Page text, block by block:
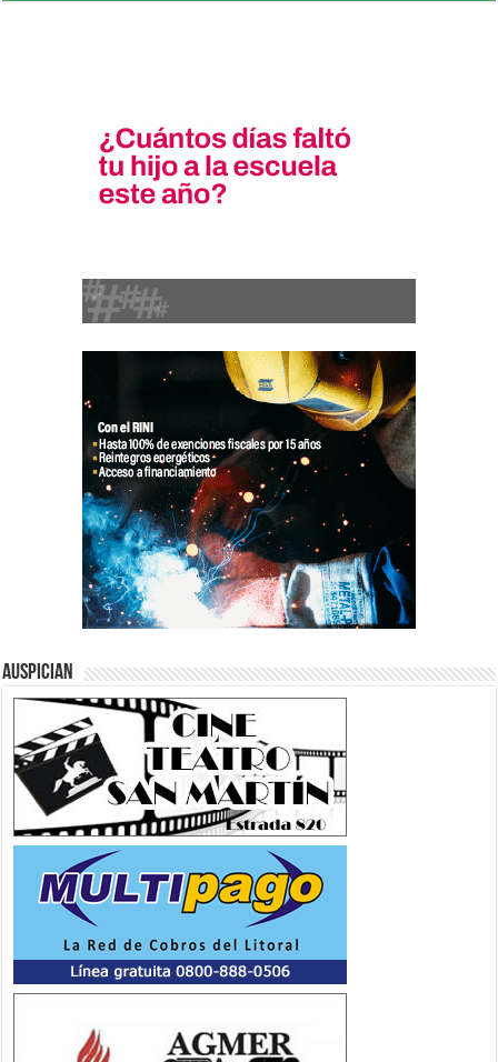
Auspician